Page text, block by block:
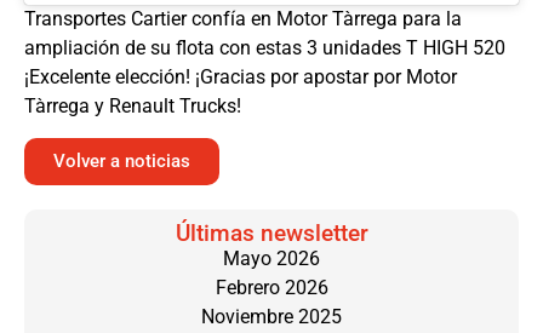
Transportes Cartier confía en Motor Tàrrega para la
ampliación de su flota con estas 3 unidades T HIGH 520
¡Excelente elección! ¡Gracias por apostar por Motor
Tàrrega y Renault Trucks!
Volver a noticias
Últimas newsletter
Mayo 2026
Febrero 2026
Noviembre 2025